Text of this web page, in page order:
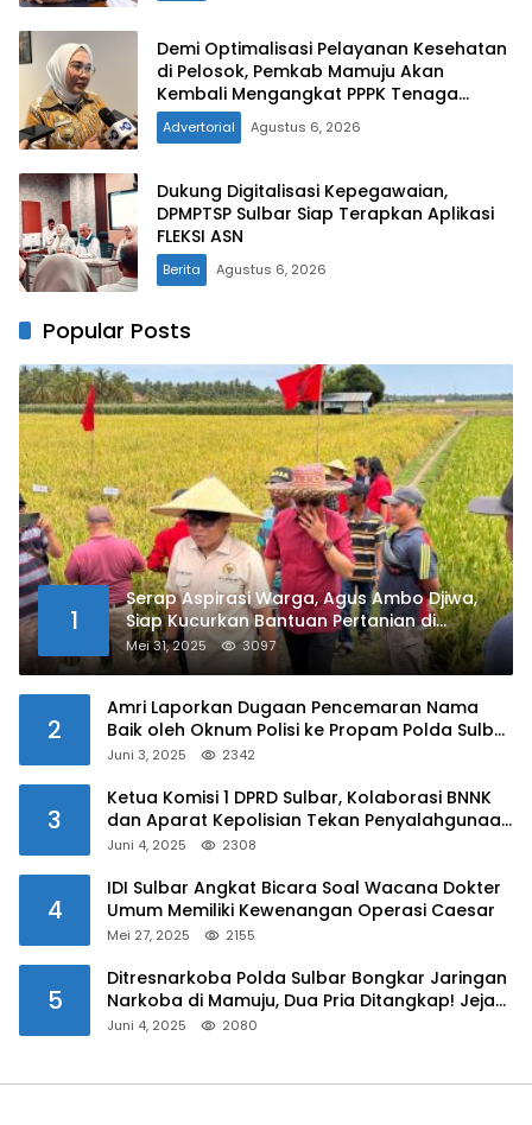
Demi Optimalisasi Pelayanan Kesehatan
di Pelosok, Pemkab Mamuju Akan
Kembali Mengangkat PPPK Tenaga
Kesehatan
Advertorial Agustus 6, 2026
Dukung Digitalisasi Kepegawaian,
DPMPTSP Sulbar Siap Terapkan Aplikasi
FLEKSI ASN
Berita Agustus 6, 2026
Popular Posts
1
Serap Aspirasi Warga, Agus Ambo Djiwa,
Siap Kucurkan Bantuan Pertanian di
Kalukku
Mei 31, 2025 3097
2
Amri Laporkan Dugaan Pencemaran Nama
Baik oleh Oknum Polisi ke Propam Polda Sulbar
Juni 3, 2025 2342
3
Ketua Komisi 1 DPRD Sulbar, Kolaborasi BNNK
dan Aparat Kepolisian Tekan Penyalahgunaan
Juni 4, 2025 2308
4
IDI Sulbar Angkat Bicara Soal Wacana Dokter
Umum Memiliki Kewenangan Operasi Caesar
Mei 27, 2025 2155
5
Ditresnarkoba Polda Sulbar Bongkar Jaringan
Narkoba di Mamuju, Dua Pria Ditangkap! Jejak
Juni 4, 2025 2080